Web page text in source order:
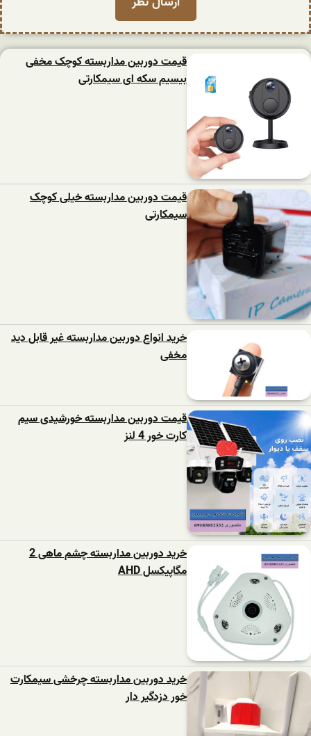
قیمت دوربین مداربسته کوچک مخفی
بیسیم سکه ای سیمکارتی
قیمت دوربین مداربسته خیلی کوچک
سیمکارتی
خرید انواع دوربین مداربسته غیر قابل دید
مخفی
قیمت دوربین مداربسته خورشیدی سیم
کارت خور 4 لنز
خرید دوربین مداربسته چشم ماهی 2
مگاپیکسل AHD
خرید دوربین مداربسته چرخشی سیمکارت
خور دزدگیر دار